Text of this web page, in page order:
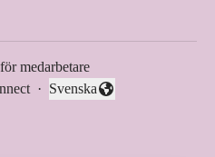
medarbetare
·
Byt språk
Svenska